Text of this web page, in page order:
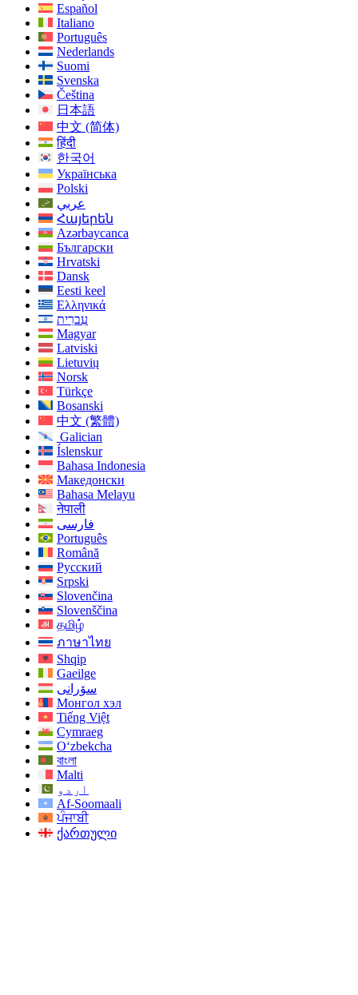
Español
Italiano
Português
Nederlands
Suomi
Svenska
Čeština
日本語
中文 (简体)
हिंदी
한국어
Українська
Polski
عربي
Հայերեն
Azərbaycanca
Български
Hrvatski
Dansk
Eesti keel
Ελληνικά
עִברִית
Magyar
Latviski
Lietuvių
Norsk
Türkçe
Bosanski
中文 (繁體)
Galician
Íslenskur
Bahasa Indonesia
Македонски
Bahasa Melayu
नेपाली
فارسی
Português
Română
Русский
Srpski
Slovenčina
Slovenščina
தமிழ்
ภาษาไทย
Shqip
Gaeilge
سۆرانی
Монгол хэл
Tiếng Việt
Cymraeg
O‘zbekcha
বাংলা
Malti
اردو
Af-Soomaali
ਪੰਜਾਬੀ
ქართული